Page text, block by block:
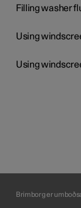
Filling washer
Using
Using
Brimborg er